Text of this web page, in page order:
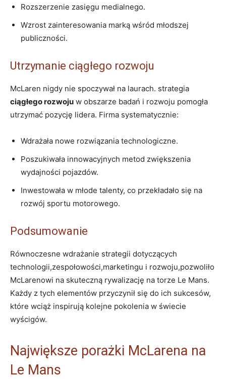
Rozszerzenie zasięgu medialnego.
Wzrost zainteresowania marką wśród młodszej
publiczności.
Utrzymanie ciągłego rozwoju
McLaren nigdy nie spoczywał na laurach. strategia
ciągłego rozwoju w obszarze badań i rozwoju pomogła
utrzymać pozycję lidera. Firma systematycznie:
Wdrażała nowe rozwiązania technologiczne.
Poszukiwała innowacyjnych metod zwiększenia
wydajności pojazdów.
Inwestowała w młode talenty, co przekładało się na
rozwój sportu motorowego.
Podsumowanie
Równoczesne wdrażanie strategii dotyczących
technologii,zespołowości,marketingu i rozwoju,pozwoliło
McLarenowi na skuteczną rywalizację na torze Le Mans.
Każdy z tych elementów przyczynił się do ich sukcesów,
które wciąż inspirują kolejne pokolenia w świecie
wyścigów.
Największe porażki McLarena na
Le Mans